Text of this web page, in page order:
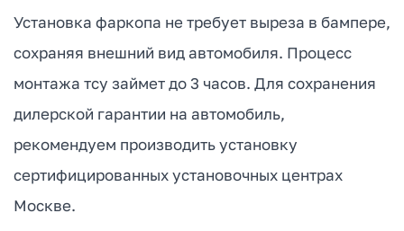
Установка фаркопа не требует выреза в бампере,
сохраняя внешний вид автомобиля. Процесс
монтажа тсу займет до 3 часов. Для сохранения
дилерской гарантии на автомобиль,
рекомендуем производить установку
сертифицированных установочных центрах
Москве.